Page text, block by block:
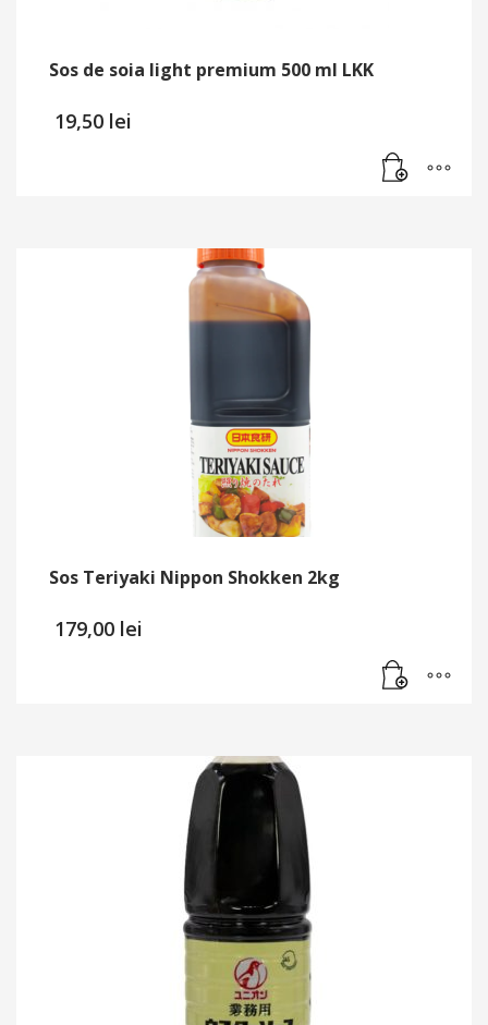
Sos de soia light premium 500 ml LKK
19,50 lei
Sos Teriyaki Nippon Shokken 2kg
179,00 lei